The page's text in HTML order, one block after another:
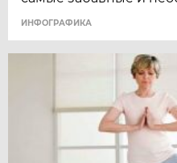
ИНФОГРАФИКА